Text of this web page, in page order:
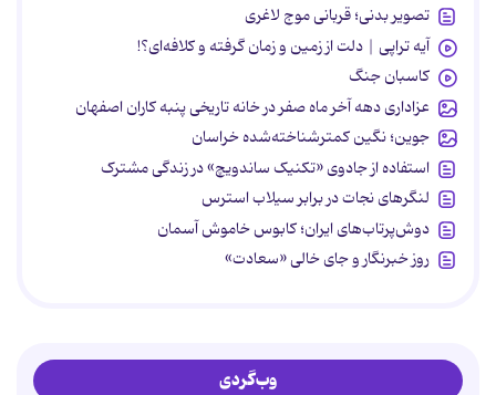
تصویر بدنی؛ قربانی موج لاغری
آیه تراپی | دلت از زمین و زمان گرفته و کلافه‌ای؟!
کاسبان جنگ
عزاداری دهه آخر ماه صفر در خانه تاریخی پنبه کاران اصفهان
جوین؛ نگین کمترشناخته‌شده خراسان
استفاده از جادوی «تکنیک ساندویچ» در زندگی مشترک
لنگرهای نجات در برابر سیلاب استرس
دوش‌پرتاب‌های ایران؛ کابوس خاموش آسمان
روز خبرنگار و جای خالی «سعادت»
وب‌گردی